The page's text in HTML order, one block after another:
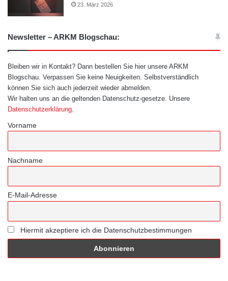
23. März 2026
Newsletter – ARKM Blogschau:
Bleiben wir in Kontakt? Dann bestellen Sie hier unsere ARKM
Blogschau. Verpassen Sie keine Neuigkeiten. Selbstverständlich
können Sie sich auch jederzeit wieder abmelden.
Wir halten uns an die geltenden Datenschutz-gesetze. Unsere
Datenschutzerklärung
Vorname
Nachname
E-Mail-Adresse
Hiermit akzeptiere ich die Datenschutzbestimmungen